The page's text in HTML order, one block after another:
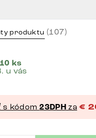
produktu (107)
ks
u vás
s kódom23DPH za €